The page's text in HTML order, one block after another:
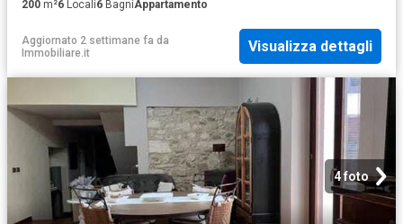
200 m²6 Locali6 BagniAppartamento
Aggiornato 2 settimane fa da
Immobiliare.it
Visualizza dettagli
4 foto